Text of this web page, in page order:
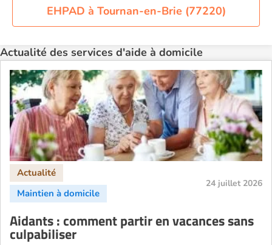
Aide à domicile Orléans
Aide à domicile Paris
Aide à domicile Perpignan
Aide à domicile Rennes
Aide à domicile Saint-Etienne
Aide à domicile Toulouse
Recherche par ville
EHPAD à Tournan-en-Brie (77220)
Actualité des services d'aide à domicile
24 juillet 2026
Aidants : comment partir en vacances sans
culpabiliser